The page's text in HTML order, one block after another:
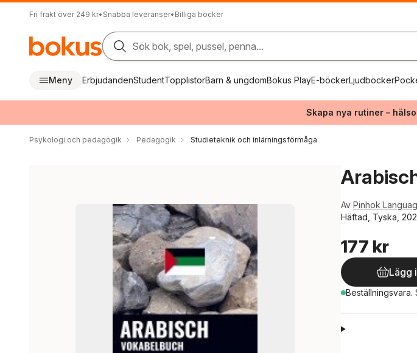
Fri frakt över 249 kr• Snabba leveranser• Billiga böcker
Sök bok, spel, pussel, penna...
Meny ErbjudandenStudentTopplistorBarn & ungdomBokus PlayE-böckerLjudböcker
Skapa nya rutiner –
Psykologi och pedagogik Pedagogik Studieteknik och inlärningsförmåga
Av Pinhok
Häftad, Tyska,
177 kr
Lägg
Beställningsvara.